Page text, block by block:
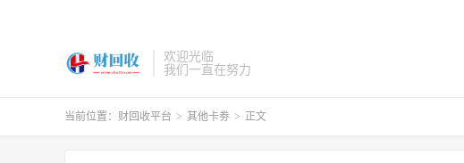
欢迎光临
我们一直在努力
当前位置： 财回收平台 > 其他卡劵 > 正文